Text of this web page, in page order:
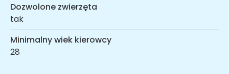
Dozwolone zwierzęta
tak
Minimalny wiek kierowcy
28